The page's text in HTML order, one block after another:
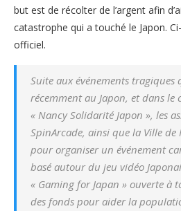
but est de récolter de l’argent afin
catastrophe qui a touché le Japon.
officiel.
Suite aux événements tragiques
récemment au Japon, et dans le
« Nancy Solidarité Japon », les
SpinArcade, ainsi que la Ville de
pour organiser un événement
basé autour du jeu vidéo
« Gaming for Japan » ouverte à
des fonds pour aider la